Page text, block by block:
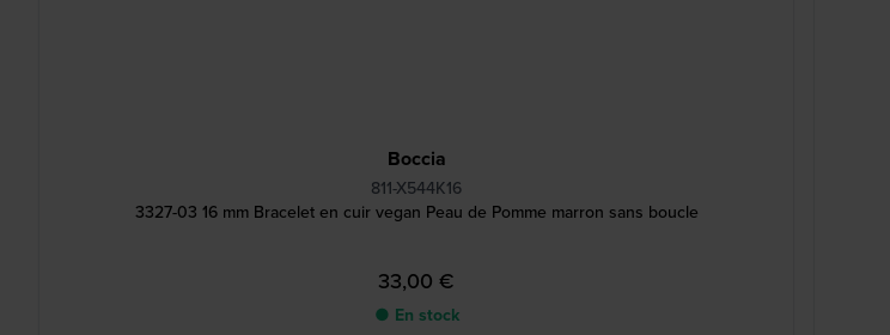
Boccia
811-X544K16
3327-03 16 mm Bracelet en cuir vegan Peau de Pomme marron sans boucle
33,00 €
● En stock